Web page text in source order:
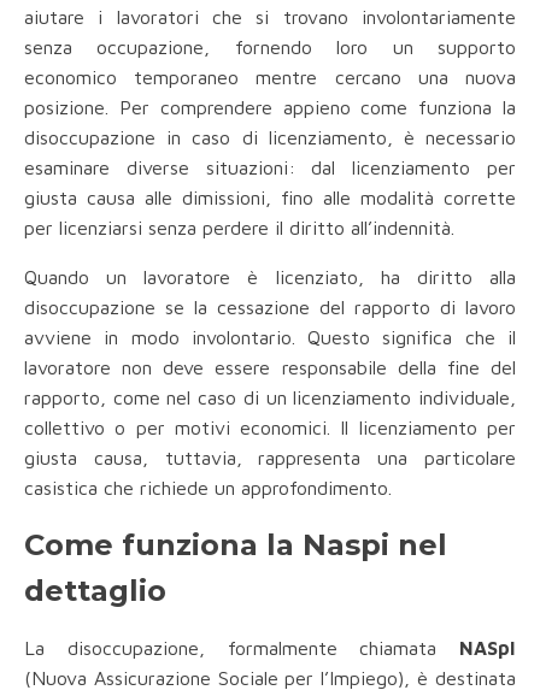
aiutare i lavoratori che si trovano involontariamente
senza occupazione, fornendo loro un supporto
economico temporaneo mentre cercano una nuova
posizione. Per comprendere appieno come funziona la
disoccupazione in caso di licenziamento, è necessario
esaminare diverse situazioni: dal licenziamento per
giusta causa alle dimissioni, fino alle modalità corrette
per licenziarsi senza perdere il diritto all’indennità.
Quando un lavoratore è licenziato, ha diritto alla
disoccupazione se la cessazione del rapporto di lavoro
avviene in modo involontario. Questo significa che il
lavoratore non deve essere responsabile della fine del
rapporto, come nel caso di un licenziamento individuale,
collettivo o per motivi economici. Il licenziamento per
giusta causa, tuttavia, rappresenta una particolare
casistica che richiede un approfondimento.
Come funziona la Naspi nel
dettaglio
La disoccupazione, formalmente chiamata NASpI
(Nuova Assicurazione Sociale per l’Impiego), è destinata